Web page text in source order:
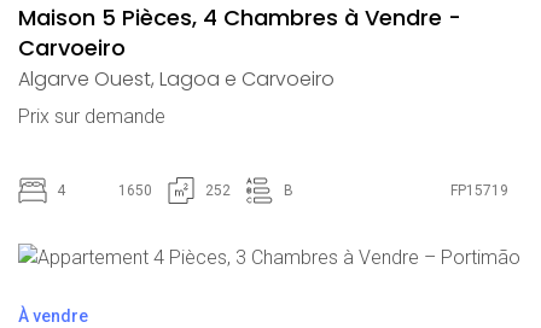
Maison 5 Pièces, 4 Chambres à Vendre -
Carvoeiro
Algarve Ouest, Lagoa e Carvoeiro
Prix ​​sur demande
4 1650 252 B FP15719
À vendre